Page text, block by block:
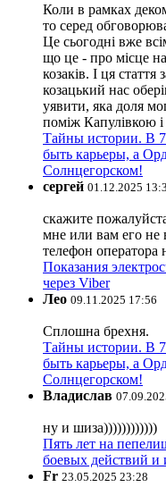
Коли в рамках
то серед
Це сьогодні вже
що це - про місце
козаків. І ця
козацький нас
уявити, яка доля
поміж Капулівкою
Тайны истории. В
быть карьеры, а
Солнцегорском!
сергей 01.12.2025
скажите
мне или вам его не
телефон оператора
Показания
через Viber
Лео 09.11.2025 17:56
Сплошна брехня.
Тайны истории. В
быть карьеры, а
Солнцегорском!
Владислав
ну и шиза))))))))))))
Пять лет на
боевых действий
Fr 23.05.2025 23:28